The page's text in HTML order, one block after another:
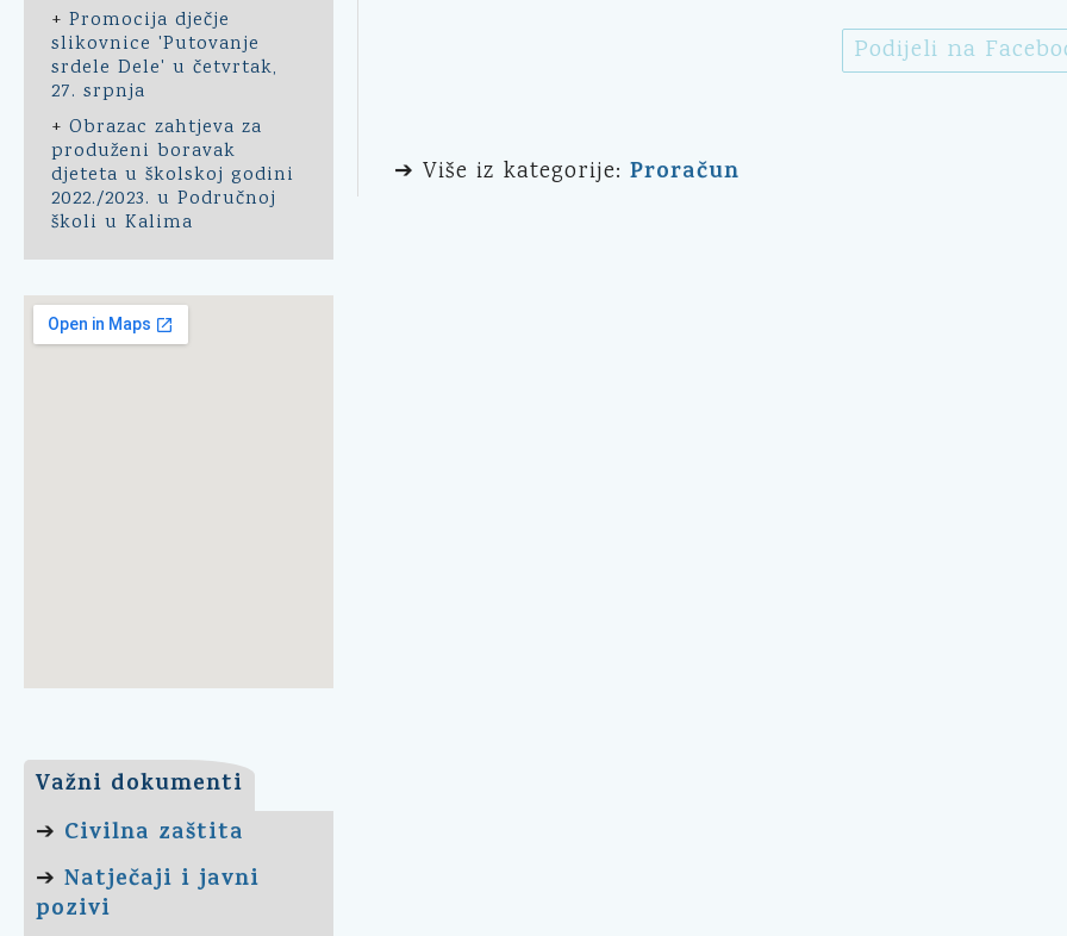
+ Promocija dječje
slikovnice 'Putovanje
srdele Dele' u četvrtak,
27. srpnja
+ Obrazac zahtjeva za
produženi boravak
djeteta u školskoj godini
2022./2023. u Područnoj
školi u Kalima
Važni dokumenti
➔ Civilna zaštita
➔ Natječaji i javni
pozivi
Podijeli na
➔ Više iz kategorije: Proračun